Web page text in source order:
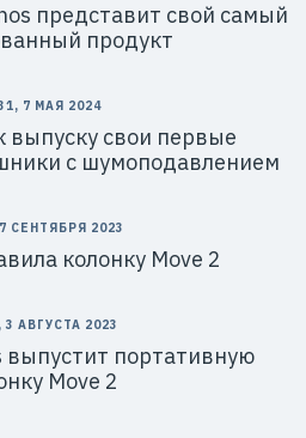
представит свой самый
продукт
7 МАЯ 2024
выпуску свои первые
с шумоподавлением
СЕНТЯБРЯ 2023
колонку Move 2
3 АВГУСТА 2023
выпустит портативную
Move 2